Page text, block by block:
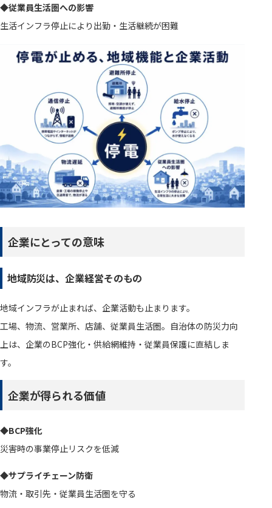
◆従業員生活圏への影響
生活インフラ停止により出勤・生活継続が困難
企業にとっての意味
地域防災は、企業経営そのもの
地域インフラが止まれば、企業活動も止まります。
工場、物流、営業所、店舗、従業員生活圏。自治体の防災力向
上は、企業のBCP強化・供給網維持・従業員保護に直結しま
す。
企業が得られる価値
◆BCP強化
災害時の事業停止リスクを低減
◆サプライチェーン防衛
物流・取引先・従業員生活圏を守る